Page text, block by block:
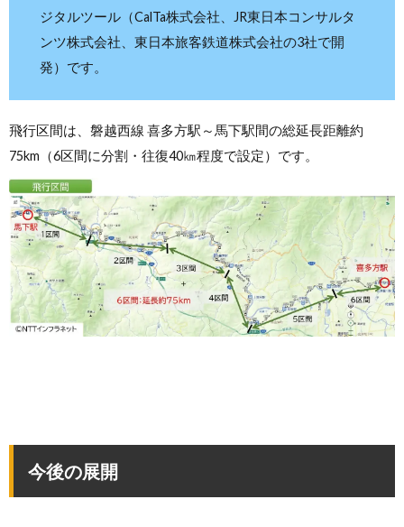
ジタルツール（CalTa株式会社、JR東日本コンサルタ
ンツ株式会社、東日本旅客鉄道株式会社の3社で開
発）です。
飛行区間は、磐越西線 喜多方駅～馬下駅間の総延長距離約
75km（6区間に分割・往復40㎞程度で設定）です。
今後の展開